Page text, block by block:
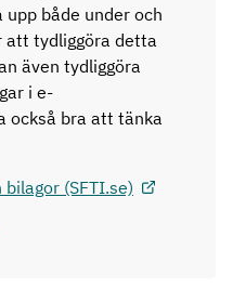
både under och
tydliggöra detta
även tydliggöra
i e-
också bra att tänka
(SFTI.se)